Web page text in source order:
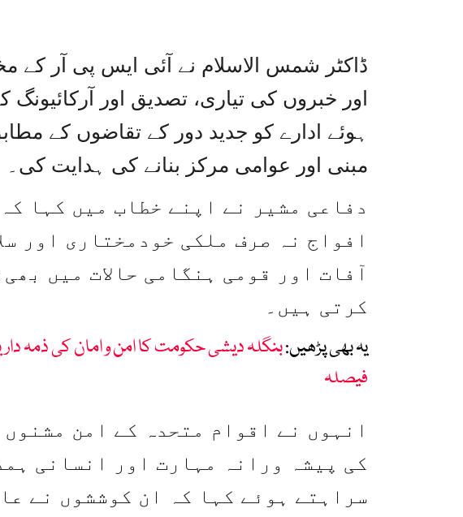
ڈاکٹر شمس الاسلام نے آئی ایس پی آر کے
اور خبروں کی تیاری، تصدیق اور
ہوئے ادارے کو جدید دور کے تقاضوں کے
مبنی اور عوامی مرکز بنانے کی ہدایت کی۔
دفاعی مشیر نے اپنے خطاب میں کہا
افواج نہ صرف ملکی خودمختاری اور
آفات اور قومی ہنگامی حالات میں
کرتی ہیں۔
یہ بھی پڑھیں:بنگلہ دیشی حکومت کا امن و امان کی ذمہ
فیصلہ
انہوں نے اقوام متحدہ کے امن
کی پیشہ ورانہ مہارت اور انسانی
سراہتے ہوئے کہا کہ ان کوششوں نے